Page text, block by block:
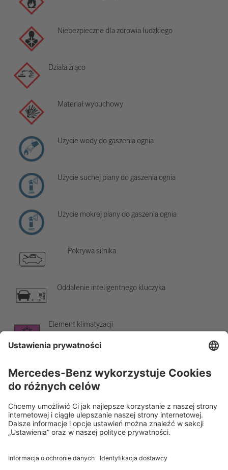
Niebezpieczne dla zdrowia ludzkiego
Działa żrąco
Materiał wybuchowy
Użycie wody do gaszenia ognia
Użycie suchej piany do gaszenia ognia
Użycie mokrej piany do gaszenia ognia
Pokrywa silnika
Oddalenie inteligentnego kluczyka
Element klimatyzacji